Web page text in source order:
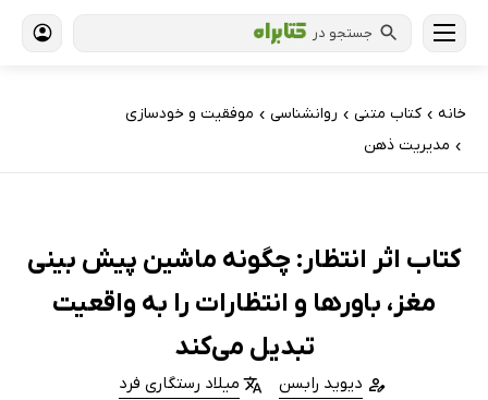
جستجو در
خانه › کتاب‌ متنی › روانشناسی › موفقیت و خودسازی
› مدیریت ذهن
کتاب اثر انتظار: چگونه ماشین پیش بینی
مغز، باورها و انتظارات را به واقعیت
تبدیل می‌کند
دیوید رابسن میلاد رستگاری فرد